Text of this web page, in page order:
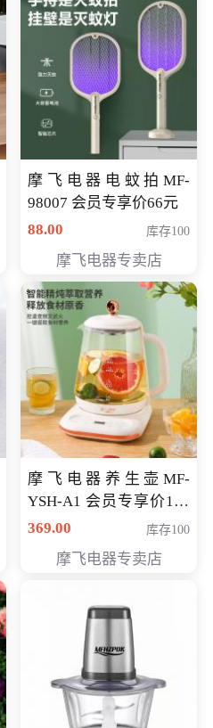
摩飞电器电蚊拍MF-
98007 会员专享价66元
88.00
库存100
摩飞电器专卖店
摩飞电器养生壶MF-
YSH-A1 会员专享价198
元
369.00 库存100
摩飞电器专卖店